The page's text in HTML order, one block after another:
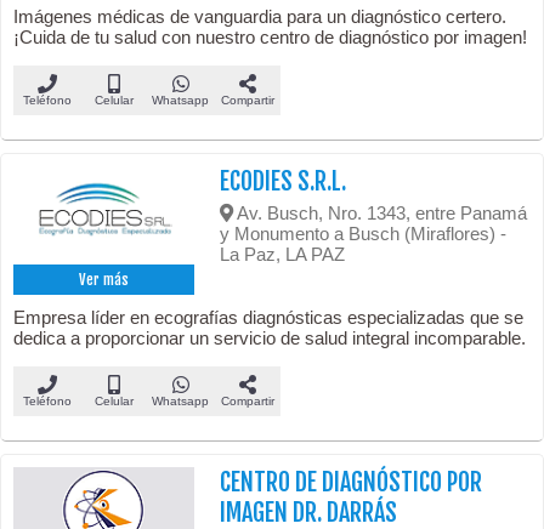
Imágenes médicas de vanguardia para un diagnóstico certero.
¡Cuida de tu salud con nuestro centro de diagnóstico por imagen!
Teléfono Celular Whatsapp Compartir
Ver más
ECODIES S.R.L.
Av. Busch, Nro. 1343, entre Panamá
y Monumento a Busch (Miraflores) -
La Paz, LA PAZ
Empresa líder en ecografías diagnósticas especializadas que se
dedica a proporcionar un servicio de salud integral incomparable.
Teléfono Celular Whatsapp Compartir
CENTRO DE DIAGNÓSTICO POR
IMAGEN DR. DARRÁS